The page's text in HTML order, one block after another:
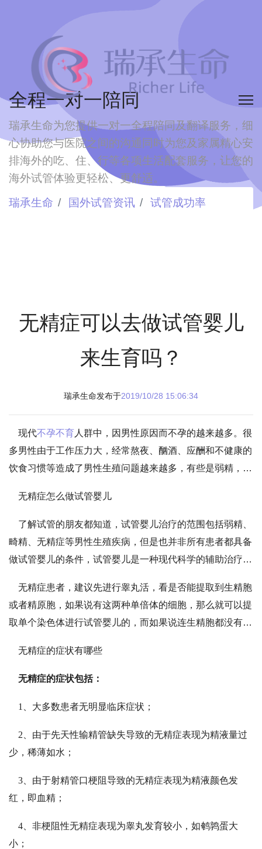
全程一对一陪同
瑞承生命为您提供一对一全程陪同及翻译服务，细
心协助您与医院之间的沟通 同时为您及家属精心安
排海外的吃、住、行等各项生活配套服务，让您的
海外试管体验更轻松、更舒适。
瑞承生命
国外试管资讯 试管成功率
无精症可以去做试管婴儿
来生育吗？
瑞承生命发布于2019/10/28 15:06:34
现代不孕不育人群中，因男性原因而不孕的越来越多。很
多男性由于工作压力大，经常熬夜、酗酒、应酬和不健康的
饮食习惯等造成了男性生殖问题越来越多，有些是弱精，有
呢？无精症的临床表现有哪些症状呢？
611）泰国试管婴儿顾问小G为大家介绍一下相关知识吧：
无精症怎么做试管婴儿
了解试管的朋友都知道，试管婴儿治疗的范围包括弱精、
畸精、无精症等男性生殖疾病，但是也并非所有患者都具备
做试管婴儿的条件，试管婴儿是一种现代科学的辅助治疗，
技术也有一定的局限性，比如治疗要求高、 成功率不能百分
百保障，费用昂贵、胚胎淘汰率高等都是治疗前必须考虑的
问题，因此患者需要充分理解这些事实和情况，在自己具备
承受能力的情况下去做正确的选择。
无精症患者，建议先进行睾丸活，看是否能提取到生精胞
或者精原胞，如果说有这两种单倍体的细胞，那么就可以提
取单个染色体进行试管婴儿的，而如果说连生精胞都没有，
无精症的症状有哪些
无精症的症状包括：
1、大多数患者无明显临床症状；
2、由于先天性输精管缺失导致的无精症表现为精液量过
少，稀薄如水；
3、由于射精管口梗阻导致的无精症表现为精液颜色发
红，即血精；
4、非梗阻性无精症表现为睾丸发育较小，如鹌鹑蛋大
小；